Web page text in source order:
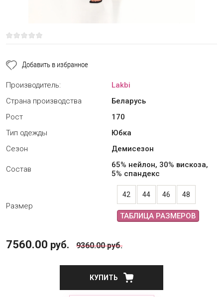
Добавить в избранное
Производитель:
Lakbi
Страна производства
Беларусь
Рост
170
Тип одежды
Юбка
Сезон
Демисезон
Состав
65% нейлон, 30% вискоза,
5% спандекс
Размер
42 44 46 48
ТАБЛИЦА РАЗМЕРОВ
7560.00 руб. 9360.00 руб.
КУПИТЬ